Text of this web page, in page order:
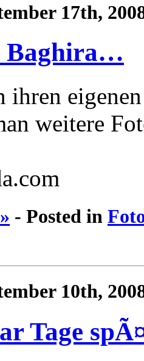
17th,
Baghira…
ihren
weitere
- Posted in
10th,
Tage